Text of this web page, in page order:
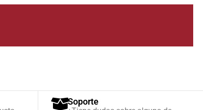
Soporte